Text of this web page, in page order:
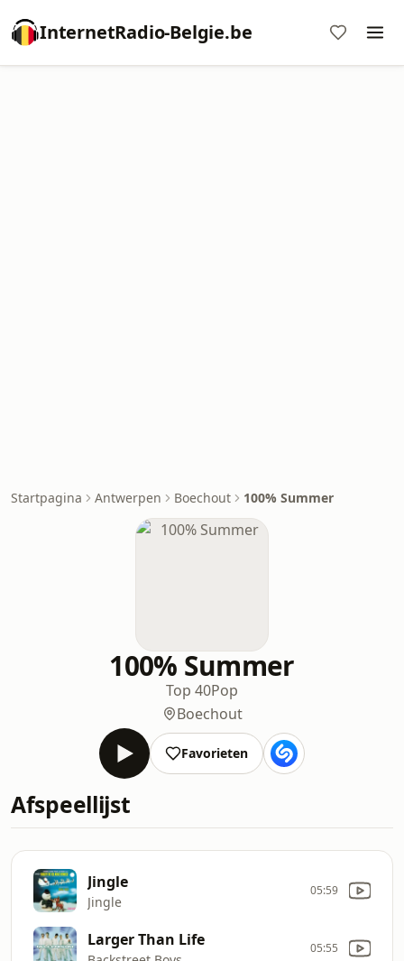
InternetRadio-Belgie.be
Startpagina Antwerpen Boechout 100% Summer
100% Summer
Top 40Pop
Boechout
Favorieten
Afspeellijst
Jingle
Jingle
05:59
Larger Than Life 05:55